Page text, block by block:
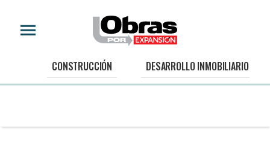
CONSTRUCCIÓN DESARROLLO INMOBILIARIO